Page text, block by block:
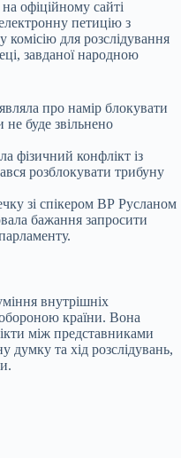
офіційному сайті
петицію з
для розслідування
завданої народною
про намір блокувати
буде звільнено
фізичний конфлікт із
розблокувати трибуну
зі спікером ВР Русланом
бажання запросити
внутрішніх
країни. Вона
між представниками
думку та хід розслідувань,